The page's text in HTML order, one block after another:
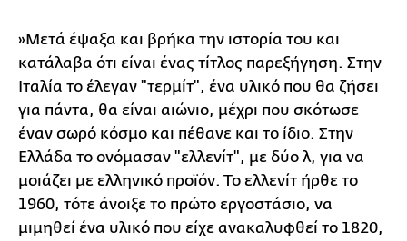
»Μετά έψαξα και βρήκα την ιστορία του και
κατάλαβα ότι είναι ένας τίτλος παρεξήγηση. Στην
Ιταλία το έλεγαν "τερμίτ", ένα υλικό που θα ζήσει
για πάντα, θα είναι αιώνιο, μέχρι που σκότωσε
έναν σωρό κόσμο και πέθανε και το ίδιο. Στην
Ελλάδα το ονόμασαν "ελλενίτ", με δύο λ, για να
μοιάζει με ελληνικό προϊόν. Το ελλενίτ ήρθε το
1960, τότε άνοιξε το πρώτο εργοστάσιο, να
μιμηθεί ένα υλικό που είχε ανακαλυφθεί το 1820,